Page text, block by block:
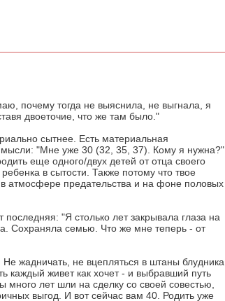
почему тогда не выяснила, не выгнала, я
двоеточие, что же там было."
сытнее. Есть материальная
"Мне уже 30 (32, 35, 37). Кому я нужна?"
еще одного/двух детей от отца своего
в сытости. Также потому что твое
атмосфере предательства и на фоне половых
"Я столько лет закрывала глаза на
Сохраняла семью. Что же мне теперь - от
жадничать, не вцепляться в штаны блудника.
каждый живет как хочет - и выбравший путь
лет шли на сделку со своей совестью,
выгод. И вот сейчас вам 40. Родить уже